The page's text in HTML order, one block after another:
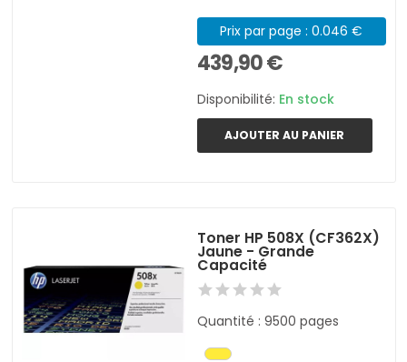
Prix par page : 0.046 €
439,90 €
Disponibilité: En stock
AJOUTER AU PANIER
Toner HP 508X (CF362X)
Jaune - Grande
Capacité
Quantité : 9500 pages